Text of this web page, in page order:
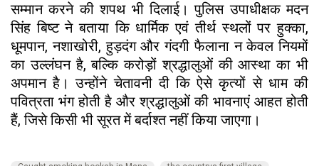
सम्मान करने की शपथ भी दिलाई। पुलिस उपाधीक्षक मदन
सिंह बिष्ट ने बताया कि धार्मिक एवं तीर्थ स्थलों पर हुक्का,
धूमपान, नशाखोरी, हुड़दंग और गंदगी फैलाना न केवल नियमों
का उल्लंघन है, बल्कि करोड़ों श्रद्धालुओं की आस्था का भी
अपमान है। उन्होंने चेतावनी दी कि ऐसे कृत्यों से धाम की
पवित्रता भंग होती है और श्रद्धालुओं की भावनाएं आहत होती
हैं, जिसे किसी भी सूरत में बर्दाश्त नहीं किया जाएगा।